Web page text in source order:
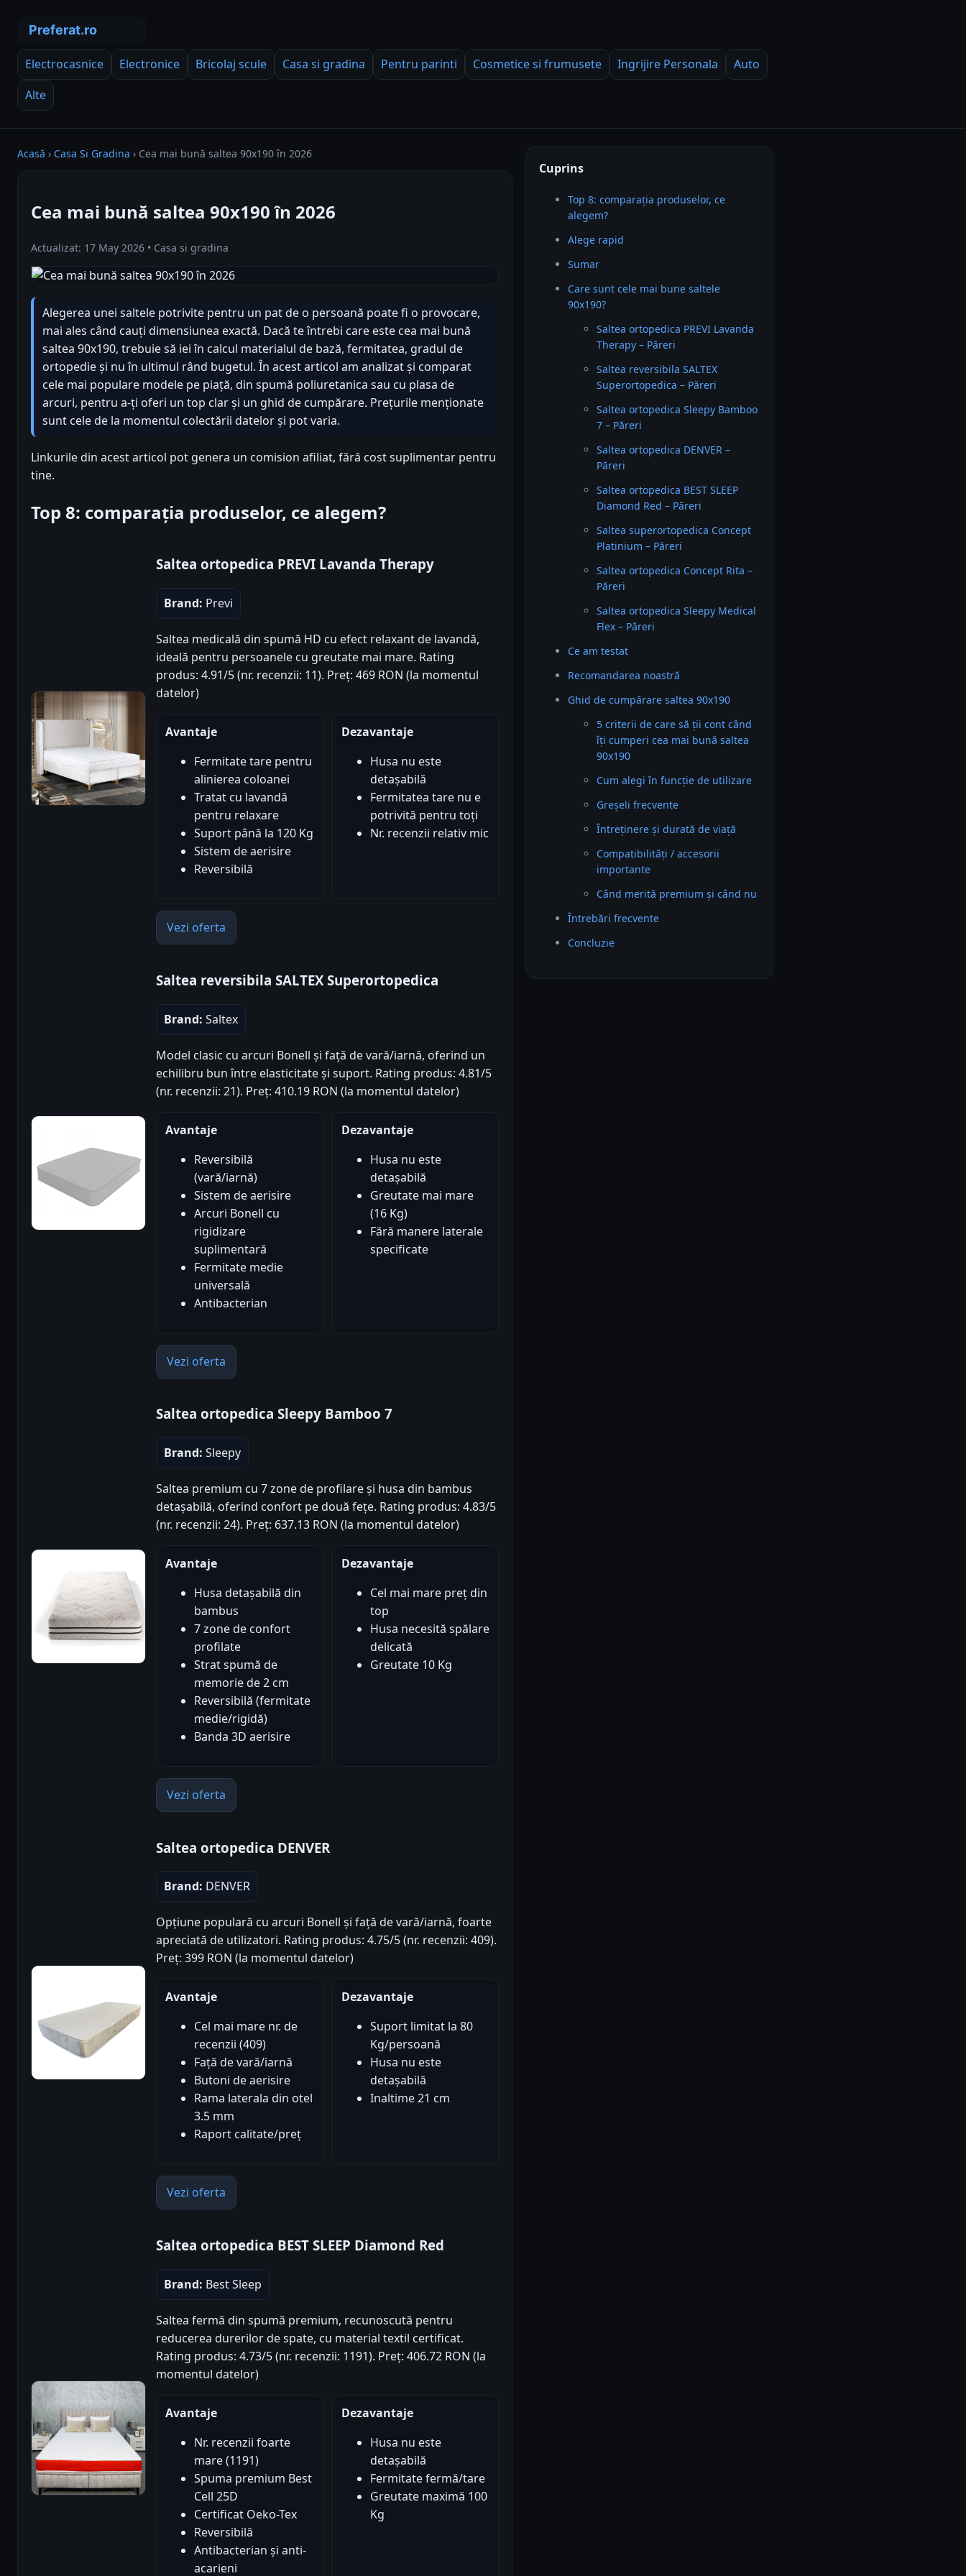
Electrocasnice Electronice Bricolaj scule Casa si gradina Pentru parinti Cosmetice si frumusete Ingrijire Personala
Auto
Alte
Acasă › Casa Si Gradina › Cea mai bună saltea 90x190 în 2026
Cea mai bună saltea 90x190 în 2026
Actualizat: 17 May 2026 • Casa si gradina
Alegerea unei saltele potrivite pentru un pat de o persoană poate fi o provocare,
mai ales când cauți dimensiunea exactă. Dacă te întrebi care este cea mai bună
saltea 90x190, trebuie să iei în calcul materialul de bază, fermitatea, gradul de
ortopedie și nu în ultimul rând bugetul. În acest articol am analizat și comparat
cele mai populare modele pe piață, din spumă poliuretanica sau cu plasa de
arcuri, pentru a-ți oferi un top clar și un ghid de cumpărare. Prețurile menționate
sunt cele de la momentul colectării datelor și pot varia.
Linkurile din acest articol pot genera un comision afiliat, fără cost suplimentar pentru
tine.
Top 8: comparația produselor, ce alegem?
Saltea ortopedica PREVI Lavanda Therapy
Brand: Previ
Saltea medicală din spumă HD cu efect relaxant de lavandă,
ideală pentru persoanele cu greutate mai mare. Rating
produs: 4.91/5 (nr. recenzii: 11). Preț: 469 RON (la momentul
datelor)
Avantaje
Fermitate tare pentru
alinierea coloanei
Tratat cu lavandă
pentru relaxare
Suport până la 120 Kg
Sistem de aerisire
Reversibilă
Dezavantaje
Husa nu este
detașabilă
Fermitatea tare nu e
potrivită pentru toți
Nr. recenzii relativ mic
Vezi oferta
Saltea reversibila SALTEX Superortopedica
Brand: Saltex
Model clasic cu arcuri Bonell și față de vară/iarnă, oferind un
echilibru bun între elasticitate și suport. Rating produs: 4.81/5
(nr. recenzii: 21). Preț: 410.19 RON (la momentul datelor)
Avantaje
Reversibilă
(vară/iarnă)
Sistem de aerisire
Arcuri Bonell cu
rigidizare
suplimentară
Fermitate medie
universală
Antibacterian
Dezavantaje
Husa nu este
detașabilă
Greutate mai mare
(16 Kg)
Fără manere laterale
specificate
Vezi oferta
Saltea ortopedica Sleepy Bamboo 7
Brand: Sleepy
Saltea premium cu 7 zone de profilare și husa din bambus
detașabilă, oferind confort pe două fețe. Rating produs: 4.83/5
(nr. recenzii: 24). Preț: 637.13 RON (la momentul datelor)
Avantaje
Husa detașabilă din
bambus
7 zone de confort
profilate
Strat spumă de
memorie de 2 cm
Reversibilă (fermitate
medie/rigidă)
Banda 3D aerisire
Dezavantaje
Cel mai mare preț din
top
Husa necesită spălare
delicată
Greutate 10 Kg
Vezi oferta
Saltea ortopedica DENVER
Brand: DENVER
Opțiune populară cu arcuri Bonell și față de vară/iarnă, foarte
apreciată de utilizatori. Rating produs: 4.75/5 (nr. recenzii: 409).
Preț: 399 RON (la momentul datelor)
Avantaje
Cel mai mare nr. de
recenzii (409)
Față de vară/iarnă
Butoni de aerisire
Rama laterala din otel
3.5 mm
Raport calitate/preț
Dezavantaje
Suport limitat la 80
Kg/persoană
Husa nu este
detașabilă
Inaltime 21 cm
Vezi oferta
Saltea ortopedica BEST SLEEP Diamond Red
Brand: Best Sleep
Saltea fermă din spumă premium, recunoscută pentru
reducerea durerilor de spate, cu material textil certificat.
Rating produs: 4.73/5 (nr. recenzii: 1191). Preț: 406.72 RON (la
momentul datelor)
Avantaje
Nr. recenzii foarte
mare (1191)
Spuma premium Best
Cell 25D
Certificat Oeko-Tex
Reversibilă
Antibacterian și anti-
acarieni
Dezavantaje
Husa nu este
detașabilă
Fermitate fermă/tare
Greutate maximă 100
Kg
Cuprins
Top 8: comparația produselor, ce
alegem?
Alege rapid
Sumar
Care sunt cele mai bune saltele
90x190?
Saltea ortopedica PREVI Lavanda
Therapy – Păreri
Saltea reversibila SALTEX
Superortopedica – Păreri
Saltea ortopedica Sleepy Bamboo
7 – Păreri
Saltea ortopedica DENVER –
Păreri
Saltea ortopedica BEST SLEEP
Diamond Red – Păreri
Saltea superortopedica Concept
Platinium – Păreri
Saltea ortopedica Concept Rita –
Păreri
Saltea ortopedica Sleepy Medical
Flex – Păreri
Ce am testat
Recomandarea noastră
Ghid de cumpărare saltea 90x190
5 criterii de care să ții cont când
îți cumperi cea mai bună saltea
90x190
Cum alegi în funcție de utilizare
Greșeli frecvente
Întreținere și durată de viață
Compatibilități / accesorii
importante
Când merită premium și când nu
Întrebări frecvente
Concluzie